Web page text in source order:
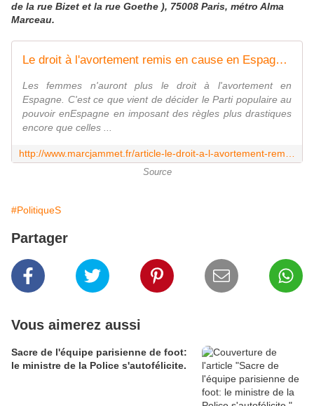
de la rue Bizet et la rue Goethe ), 75008 Paris, métro Alma
Marceau.
Le droit à l'avortement remis en cause en Espagne. Manifestation demain
Les femmes n'auront plus le droit à l'avortement en
Espagne. C'est ce que vient de décider le Parti populaire au
pouvoir enEspagne en imposant des règles plus drastiques
encore que celles ...
Source
#PolitiqueS
Partager
Vous aimerez aussi
Sacre de l'équipe parisienne de foot:
le ministre de la Police s'autofélicite.